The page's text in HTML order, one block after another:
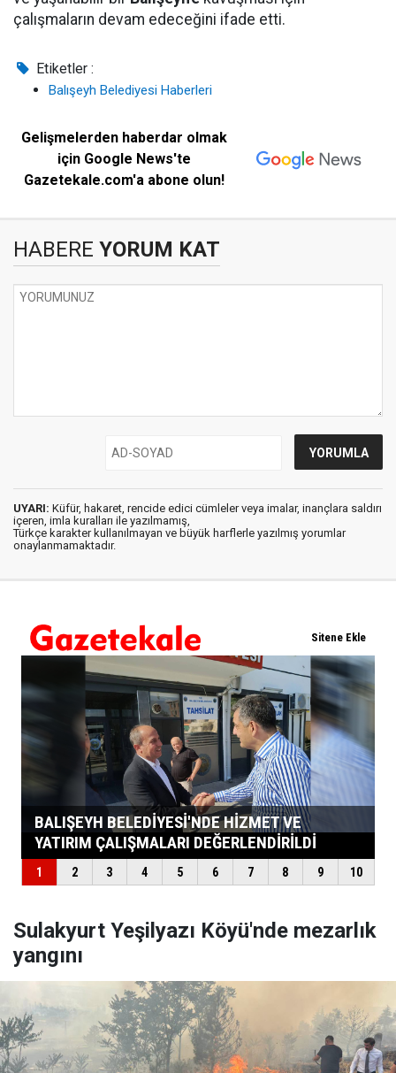
çalışmaların devam edeceğini ifade etti.
Etiketler :
Balışeyh Belediyesi Haberleri
Gelişmelerden haberdar olmak
için Google News'te
Gazetekale.com'a abone olun!
HABERE YORUM KAT
UYARI: Küfür, hakaret, rencide edici cümleler veya imalar, inançlara saldırı
içeren, imla kuralları ile yazılmamış,
Türkçe karakter kullanılmayan ve büyük harflerle yazılmış yorumlar
onaylanmamaktadır.
Sulakyurt Yeşilyazı Köyü'nde mezarlık
yangını